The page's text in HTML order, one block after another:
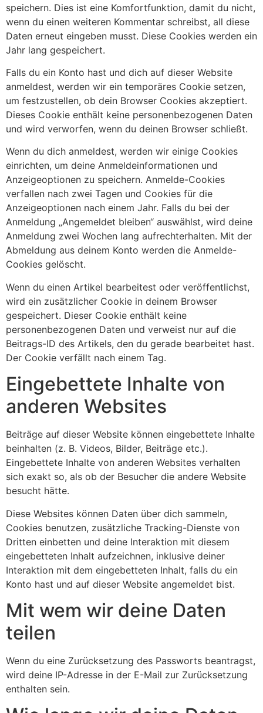
speichern. Dies ist eine Komfortfunktion, damit du nicht,
wenn du einen weiteren Kommentar schreibst, all diese
Daten erneut eingeben musst. Diese Cookies werden ein
Jahr lang gespeichert.
Falls du ein Konto hast und dich auf dieser Website
anmeldest, werden wir ein temporäres Cookie setzen,
um festzustellen, ob dein Browser Cookies akzeptiert.
Dieses Cookie enthält keine personenbezogenen Daten
und wird verworfen, wenn du deinen Browser schließt.
Wenn du dich anmeldest, werden wir einige Cookies
einrichten, um deine Anmeldeinformationen und
Anzeigeoptionen zu speichern. Anmelde-Cookies
verfallen nach zwei Tagen und Cookies für die
Anzeigeoptionen nach einem Jahr. Falls du bei der
Anmeldung „Angemeldet bleiben“ auswählst, wird deine
Anmeldung zwei Wochen lang aufrechterhalten. Mit der
Abmeldung aus deinem Konto werden die Anmelde-
Cookies gelöscht.
Wenn du einen Artikel bearbeitest oder veröffentlichst,
wird ein zusätzlicher Cookie in deinem Browser
gespeichert. Dieser Cookie enthält keine
personenbezogenen Daten und verweist nur auf die
Beitrags-ID des Artikels, den du gerade bearbeitet hast.
Der Cookie verfällt nach einem Tag.
Eingebettete Inhalte von
anderen Websites
Beiträge auf dieser Website können eingebettete Inhalte
beinhalten (z. B. Videos, Bilder, Beiträge etc.).
Eingebettete Inhalte von anderen Websites verhalten
sich exakt so, als ob der Besucher die andere Website
besucht hätte.
Diese Websites können Daten über dich sammeln,
Cookies benutzen, zusätzliche Tracking-Dienste von
Dritten einbetten und deine Interaktion mit diesem
eingebetteten Inhalt aufzeichnen, inklusive deiner
Interaktion mit dem eingebetteten Inhalt, falls du ein
Konto hast und auf dieser Website angemeldet bist.
Mit wem wir deine Daten
teilen
Wenn du eine Zurücksetzung des Passworts beantragst,
wird deine IP-Adresse in der E-Mail zur Zurücksetzung
enthalten sein.